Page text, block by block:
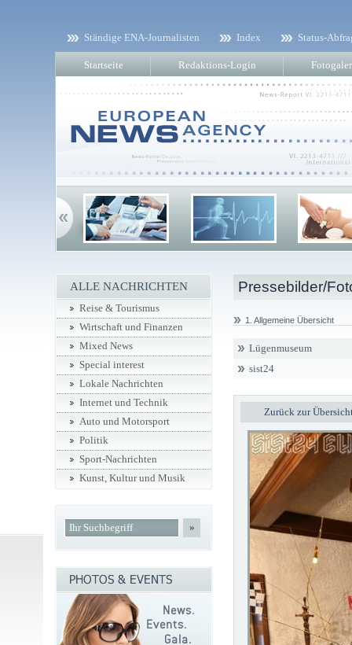
Ständige ENA-Journalisten Index Status-
Startseite Redaktions-Login
Pressebilder/
1. Allgemeine Übersicht
Lügenmuseum
sist24
Zurück zur
ALLE NACHRICHTEN
Reise & Tourismus
Wirtschaft und Finanzen
Mixed News
Special interest
Lokale Nachrichten
Internet und Technik
Auto und Motorsport
Politik
Sport-Nachrichten
Kunst, Kultur und Musik
»